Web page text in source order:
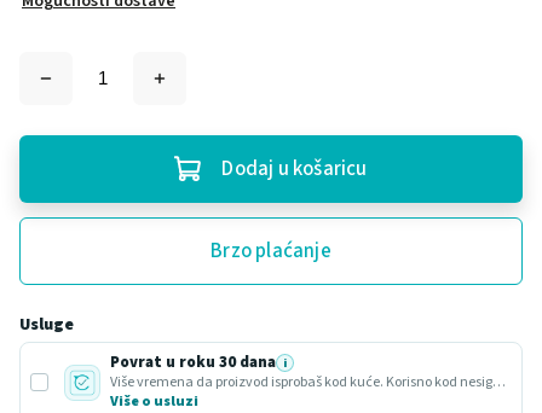
Dodaj u košaricu
Brzo plaćanje
Usluge
Povrat u roku 30 dana i
Više vremena da proizvod isprobaš kod kuće. Korisno kod nesigurnog odabira ili poklona.
Više o usluzi